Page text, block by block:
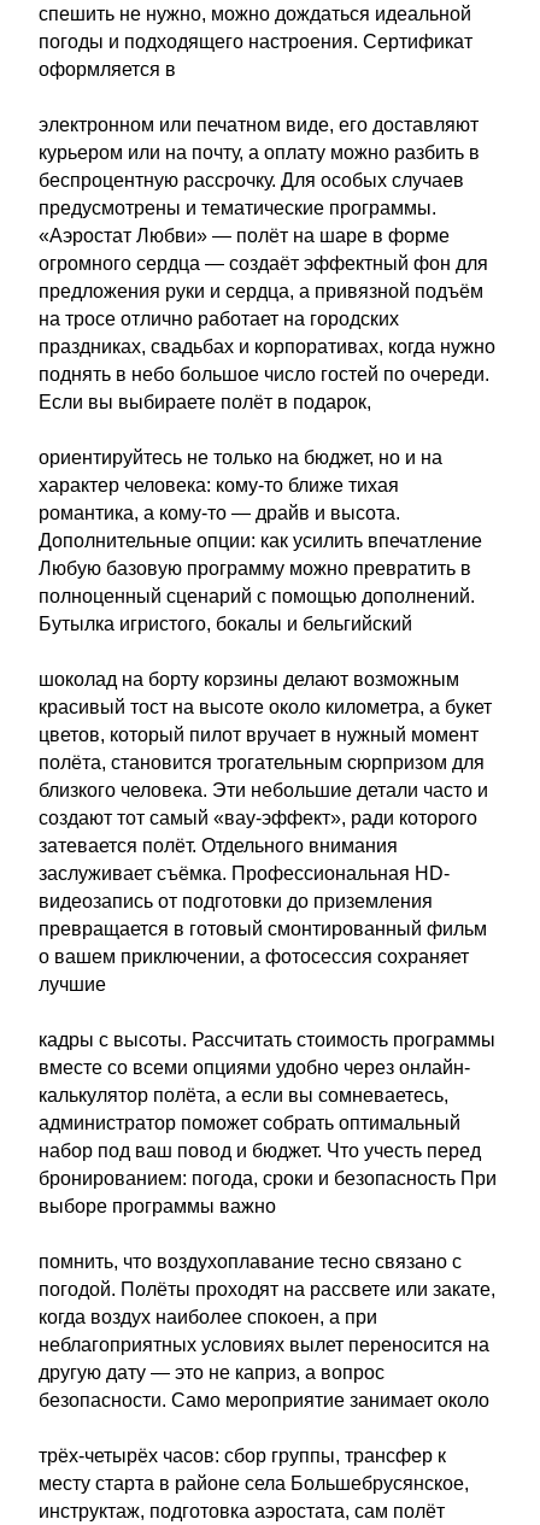
спешить не нужно, можно дождаться идеальной
погоды и подходящего настроения. Сертификат
оформляется в
электронном или печатном виде, его доставляют
курьером или на почту, а оплату можно разбить в
беспроцентную рассрочку. Для особых случаев
предусмотрены и тематические программы.
«Аэростат Любви» — полёт на шаре в форме
огромного сердца — создаёт эффектный фон для
предложения руки и сердца, а привязной подъём
на тросе отлично работает на городских
праздниках, свадьбах и корпоративах, когда нужно
поднять в небо большое число гостей по очереди.
Если вы выбираете полёт в подарок,
ориентируйтесь не только на бюджет, но и на
характер человека: кому-то ближе тихая
романтика, а кому-то — драйв и высота.
Дополнительные опции: как усилить впечатление
Любую базовую программу можно превратить в
полноценный сценарий с помощью дополнений.
Бутылка игристого, бокалы и бельгийский
шоколад на борту корзины делают возможным
красивый тост на высоте около километра, а букет
цветов, который пилот вручает в нужный момент
полёта, становится трогательным сюрпризом для
близкого человека. Эти небольшие детали часто и
создают тот самый «вау-эффект», ради которого
затевается полёт. Отдельного внимания
заслуживает съёмка. Профессиональная HD-
видеозапись от подготовки до приземления
превращается в готовый смонтированный фильм
о вашем приключении, а фотосессия сохраняет
лучшие
кадры с высоты. Рассчитать стоимость программы
вместе со всеми опциями удобно через онлайн-
калькулятор полёта, а если вы сомневаетесь,
администратор поможет собрать оптимальный
набор под ваш повод и бюджет. Что учесть перед
бронированием: погода, сроки и безопасность При
выборе программы важно
помнить, что воздухоплавание тесно связано с
погодой. Полёты проходят на рассвете или закате,
когда воздух наиболее спокоен, а при
неблагоприятных условиях вылет переносится на
другую дату — это не каприз, а вопрос
безопасности. Само мероприятие занимает около
трёх-четырёх часов: сбор группы, трансфер к
месту старта в районе села Большебрусянское,
инструктаж, подготовка аэростата, сам полёт